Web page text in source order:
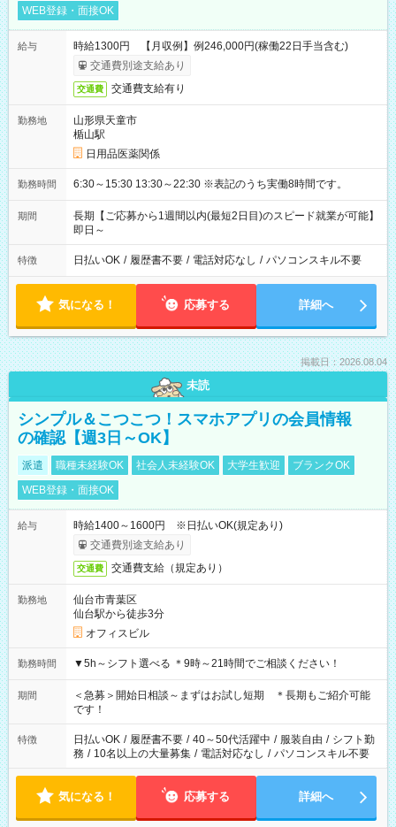
WEB登録・面接OK
給与
時給1300円 【月収例】例246,000円(稼働22日手当含む)
交通費別途支給あり
交通費 交通費支給有り
勤務地
山形県天童市
楯山駅
日用品医薬関係
勤務時間 6:30～15:30 13:30～22:30 ※表記のうち実働8時間です。
期間
長期【ご応募から1週間以内(最短2日目)のスピード就業が可能】
即日～
特徴 日払いOK / 履歴書不要 / 電話対応なし / パソコンスキル不要
気になる！ 応募する 詳細へ
掲載日：2026.08.04
未読
シンプル＆こつこつ！スマホアプリの会員情報
の確認【週3日～OK】
派遣 職種未経験OK 社会人未経験OK 大学生歓迎
ブランクOK
WEB登録・面接OK
給与
時給1400～1600円 ※日払いOK(規定あり)
交通費別途支給あり
交通費 交通費支給（規定あり）
勤務地
仙台市青葉区
仙台駅から徒歩3分
オフィスビル
勤務時間 ▼5h～シフト選べる ＊9時～21時間でご相談ください！
期間
＜急募＞開始日相談～まずはお試し短期 ＊長期もご紹介可能
です！
特徴 日払いOK / 履歴書不要 / 40～50代活躍中 / 服装自由 / シフト勤
務 / 10名以上の大量募集 / 電話対応なし / パソコンスキル不要
気になる！ 応募する 詳細へ